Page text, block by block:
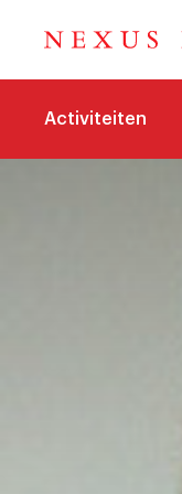
Activiteiten